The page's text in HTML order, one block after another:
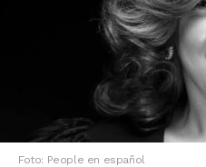
Foto: People en español